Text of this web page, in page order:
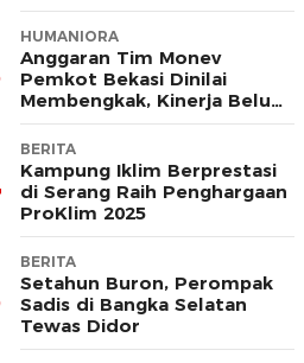
HUMANIORA
Anggaran Tim Monev
Pemkot Bekasi Dinilai
Membengkak, Kinerja Belum
Terbukti Efektif
BERITA
Kampung Iklim Berprestasi
di Serang Raih Penghargaan
ProKlim 2025
BERITA
Setahun Buron, Perompak
Sadis di Bangka Selatan
Tewas Didor